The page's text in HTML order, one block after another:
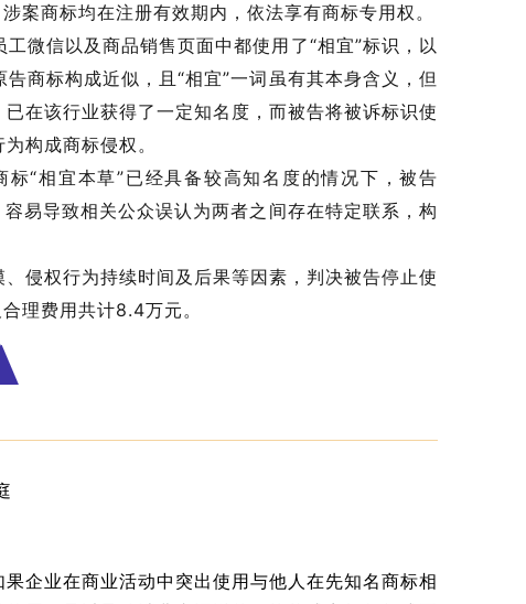
案商标均在注册有效期内，依法享有商标专用权。
微信以及商品销售页面中都使用了“相宜”标识，以
商标构成近似，且“相宜”一词虽有其本身含义，但
在该行业获得了一定知名度，而被告将被诉标识使
构成商标侵权。
“相宜本草”已经具备较高知名度的情况下，被告
易导致相关公众误认为两者之间存在特定联系，构
侵权行为持续时间及后果等因素，判决被告停止使
理费用共计8.4万元。
企业在商业活动中突出使用与他人在先知名商标相